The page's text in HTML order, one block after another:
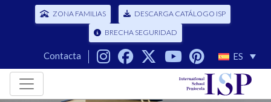
ZONA FAMILIAS DESCARGA CATÁLOGO ISP
BRECHA SEGURIDAD
Contacta ES